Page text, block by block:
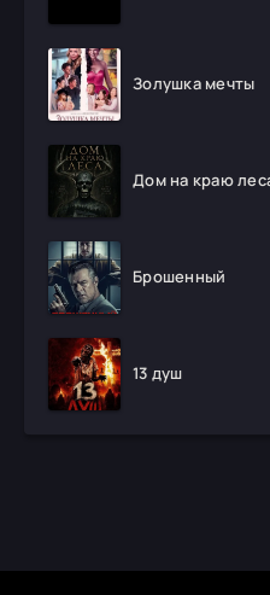
Золушка мечты
Дом на краю
Брошенный
13 душ